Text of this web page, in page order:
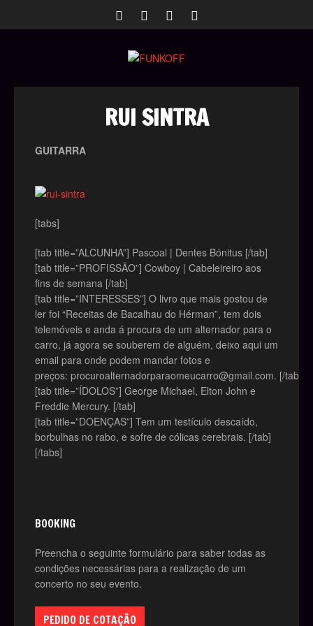
RUI SINTRA
GUITARRA
[tabs]
[tab title=”ALCUNHA”] Pascoal | Dentes Bónitus [/tab]
[tab title=”PROFISSÃO”] Cowboy | Cabeleireiro aos
fins de semana [/tab]
[tab title=”INTERESSES”] O livro que mais gostou de
ler foi “Receitas de Bacalhau do Hérman”, tem dois
telemóveis e anda á procura de um alternador para o
carro, já agora se souberem de alguém, deixo aqui um
email para onde podem mandar fotos e
preços: procuroalternadorparaomeucarro@gmail.com. [/tab]
[tab title=”ÍDOLOS”] George Michael, Elton John e
Freddie Mercury. [/tab]
[tab title=”DOENÇAS”] Tem um testículo descaído,
borbulhas no rabo, e sofre de cólicas cerebrais. [/tab]
[/tabs]
BOOKING
Preencha o seguinte formulário para saber todas as
condições necessárias para a realização de um
concerto no seu evento.
PEDIDO DE COTAÇÃO